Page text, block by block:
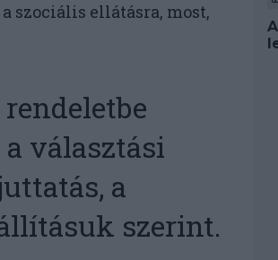
szociális ellátásra, most,
választási
a
szerint.